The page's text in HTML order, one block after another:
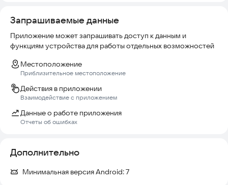
Запрашиваемые данные
Приложение может запрашивать доступ к данным и
функциям устройства для работы отдельных возможностей
Местоположение
Приблизительное местоположение
Действия в приложении
Взаимодействие с приложением
Данные о работе приложения
Отчеты об ошибках
Дополнительно
Минимальная версия Android:7